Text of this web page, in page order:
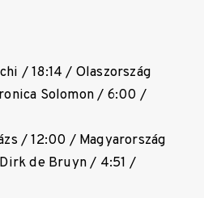
/ 18:14 / Olaszország
Solomon / 6:00 /
/ 12:00 / Magyarország
de Bruyn / 4:51 /